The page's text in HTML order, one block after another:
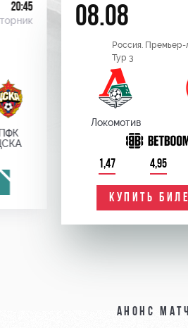
20:45 08.08
Россия. Премьер-
Тур 3
Локомотив
1,47 4,95
КУПИТЬ
Анонс